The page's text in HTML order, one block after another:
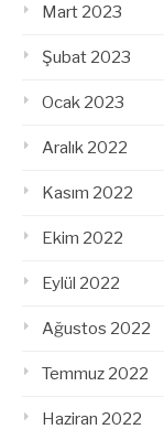
Mart 2023
Şubat 2023
Ocak 2023
Aralık 2022
Kasım 2022
Ekim 2022
Eylül 2022
Ağustos 2022
Temmuz 2022
Haziran 2022